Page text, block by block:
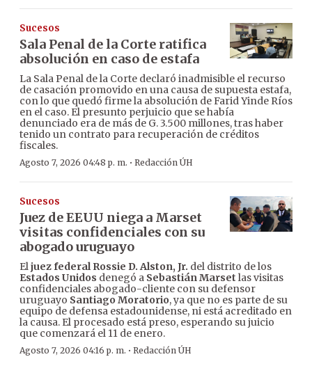
Sucesos
Sala Penal de la Corte ratifica
absolución en caso de estafa
La Sala Penal de la Corte declaró inadmisible el recurso
de casación promovido en una causa de supuesta estafa,
con lo que quedó firme la absolución de Farid Yinde Ríos
en el caso. El presunto perjuicio que se había
denunciado era de más de G. 3.500 millones, tras haber
tenido un contrato para recuperación de créditos
fiscales.
Agosto 7, 2026 04:48 p. m. · Redacción ÚH
Sucesos
Juez de EEUU niega a Marset
visitas confidenciales con su
abogado uruguayo
Eljuez federal Rossie D. Alston, Jr. del distrito de los
Estados Unidos denegó a Sebastián Marset las visitas
confidenciales abogado-cliente con su defensor
uruguayo Santiago Moratorio, ya que no es parte de su
equipo de defensa estadounidense, ni está acreditado en
la causa. El procesado está preso, esperando su juicio
que comenzará el 11 de enero.
Agosto 7, 2026 04:16 p. m. · Redacción ÚH